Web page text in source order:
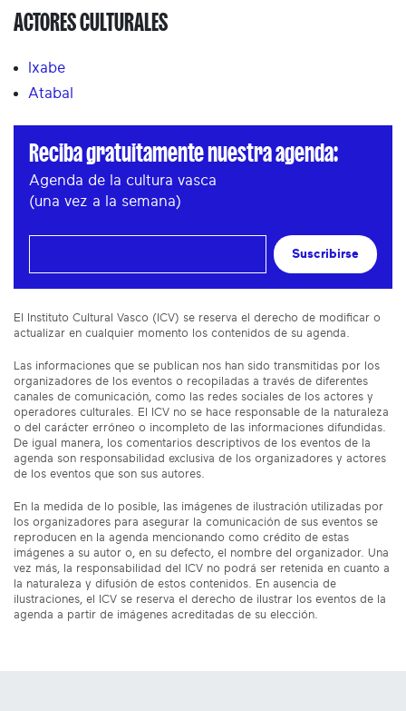
ACTORES CULTURALES
Ixabe
Atabal
Reciba gratuitamente nuestra agenda:
Agenda de la cultura vasca
(una vez a la semana)
Suscribirse
El Instituto Cultural Vasco (ICV) se reserva el derecho de modificar o
actualizar en cualquier momento los contenidos de su agenda.
Las informaciones que se publican nos han sido transmitidas por los
organizadores de los eventos o recopiladas a través de diferentes
canales de comunicación, como las redes sociales de los actores y
operadores culturales. El ICV no se hace responsable de la naturaleza
o del carácter erróneo o incompleto de las informaciones difundidas.
De igual manera, los comentarios descriptivos de los eventos de la
agenda son responsabilidad exclusiva de los organizadores y actores
de los eventos que son sus autores.
En la medida de lo posible, las imágenes de ilustración utilizadas por
los organizadores para asegurar la comunicación de sus eventos se
reproducen en la agenda mencionando como crédito de estas
imágenes a su autor o, en su defecto, el nombre del organizador. Una
vez más, la responsabilidad del ICV no podrá ser retenida en cuanto a
la naturaleza y difusión de estos contenidos. En ausencia de
ilustraciones, el ICV se reserva el derecho de ilustrar los eventos de la
agenda a partir de imágenes acreditadas de su elección.